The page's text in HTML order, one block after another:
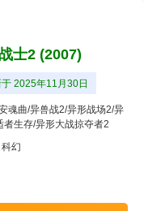
士2 (2007)
2025年11月30日
魂曲/异兽战2/异形战场2/异
生存/异形大战掠夺者2
科幻